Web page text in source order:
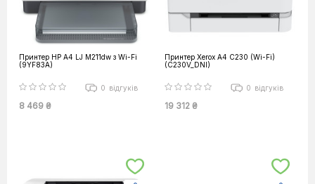
Принтер HP А4 LJ M211dw з Wi-Fi
(9YF83A)
0 відгуків
8 469 ₴
Принтер Xerox А4 C230 (Wi-Fi)
(C230V_DNI)
0 відгуків
19 312 ₴